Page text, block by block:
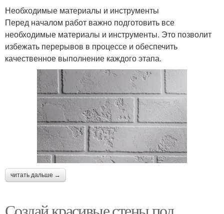
Необходимые материалы и инструменты
Перед началом работ важно подготовить все
необходимые материалы и инструменты. Это позволит
избежать перерывов в процессе и обеспечить
качественное выполнение каждого этапа.
читать дальше →